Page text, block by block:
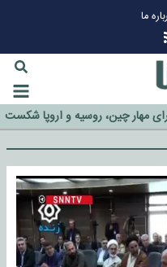
ما
مهار چین، روسیه و اروپا شکست